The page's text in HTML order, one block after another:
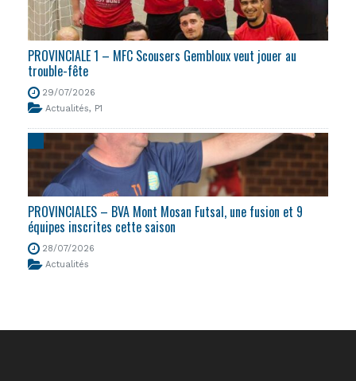
PROVINCIALE 1 – MFC Scousers Gembloux veut jouer au
trouble-fête
29/07/2026
Actualités, P1
PROVINCIALES – BVA Mont Mosan Futsal, une fusion et 9
équipes inscrites cette saison
28/07/2026
Actualités